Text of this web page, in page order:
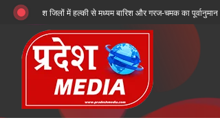
Skip
content
जिलों में हल्की से मध्यम बारिश और गरज-चमक का पूर्वानुमान।